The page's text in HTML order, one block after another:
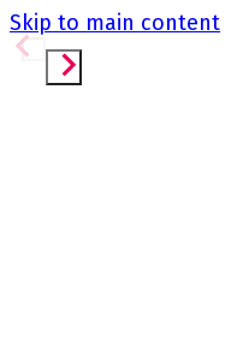
Skip to main content